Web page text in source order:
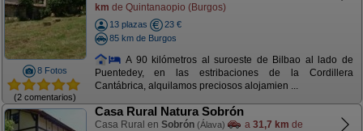
8 Fotos
(2 comentarios)
km de Quintanaopio (Burgos)
13 plazas
23 €
85 km de Burgos
A 90 kilómetros al suroeste de Bilbao al lado de
Puentedey, en las estribaciones de la Cordillera
Cantábrica, alquilamos preciosos alojamien ...
Casa Rural Natura Sobrón
Casa Rural en Sobrón (Álava) a 31,7 km de